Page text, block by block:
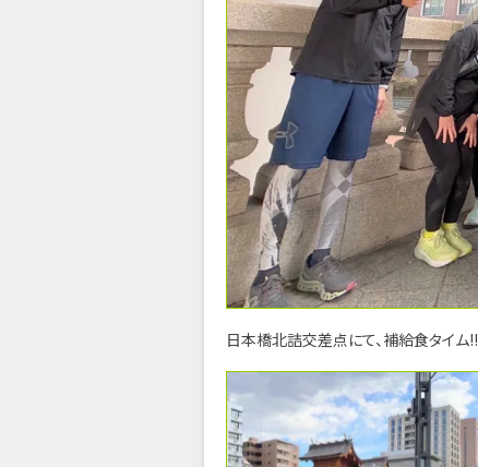
日本橋北詰交差点にて、補給食タイム!!